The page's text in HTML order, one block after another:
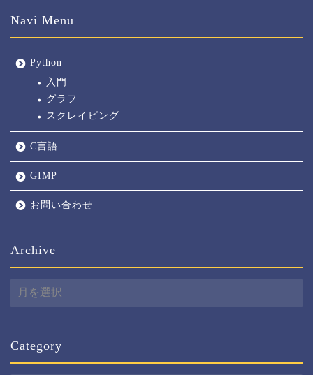
Navi Menu
Python
入門
グラフ
スクレイピング
C言語
GIMP
お問い合わせ
Archive
Category